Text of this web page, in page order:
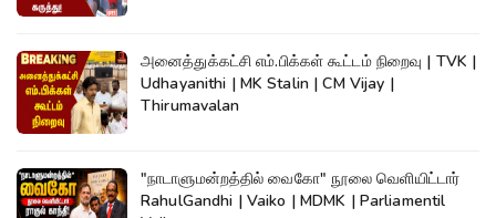
அனைத்துக்கட்சி எம்.பிக்கள் கூட்டம் நிறைவு | TVK |
Udhayanithi | MK Stalin | CM Vijay |
Thirumavalan
"நாடாளுமன்றத்தில் வைகோ" நூலை வெளியிட்டார்
RahulGandhi | Vaiko | MDMK | Parliamentil